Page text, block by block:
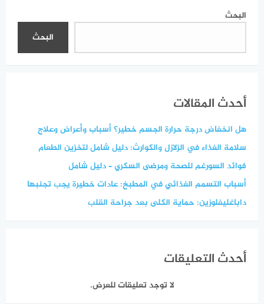
السلوكية
البحث
البحث
أحدث المقالات
هل انخفاض درجة حرارة الجسم خطير؟ أسباب وأعراض وعلاج
سلامة الغذاء في الزلازل والكوارث: دليل شامل لتخزين الطعام
فوائد السورغم للصحة ومرضى السكري – دليل شامل
أسباب التسمم الغذائي في المطبخ: عادات خطيرة يجب تجنبها
داباغليفلوزين: حماية الكلى بعد جراحة القلب
أحدث التعليقات
لا توجد تعليقات للعرض.